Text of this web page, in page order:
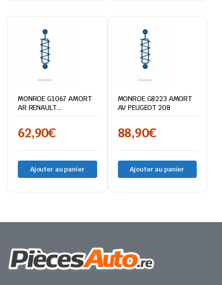
MONROE G1067 AMORT
AR RENAULT
MODUS/CLIO III
62,90€
Ajouter au panier
MONROE G8223 AMORT
AV PEUGEOT 208
88,90€
Ajouter au panier